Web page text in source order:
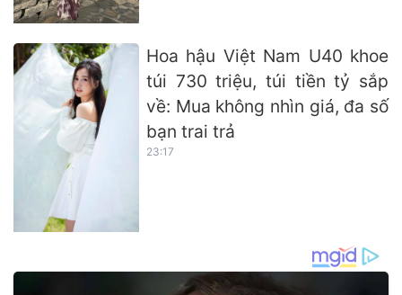
Hoa hậu Việt Nam U40 khoe
túi 730 triệu, túi tiền tỷ sắp
về: Mua không nhìn giá, đa số
bạn trai trả
23:17